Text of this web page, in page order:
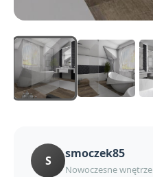
S smoczek85
Nowoczesne wnętrze